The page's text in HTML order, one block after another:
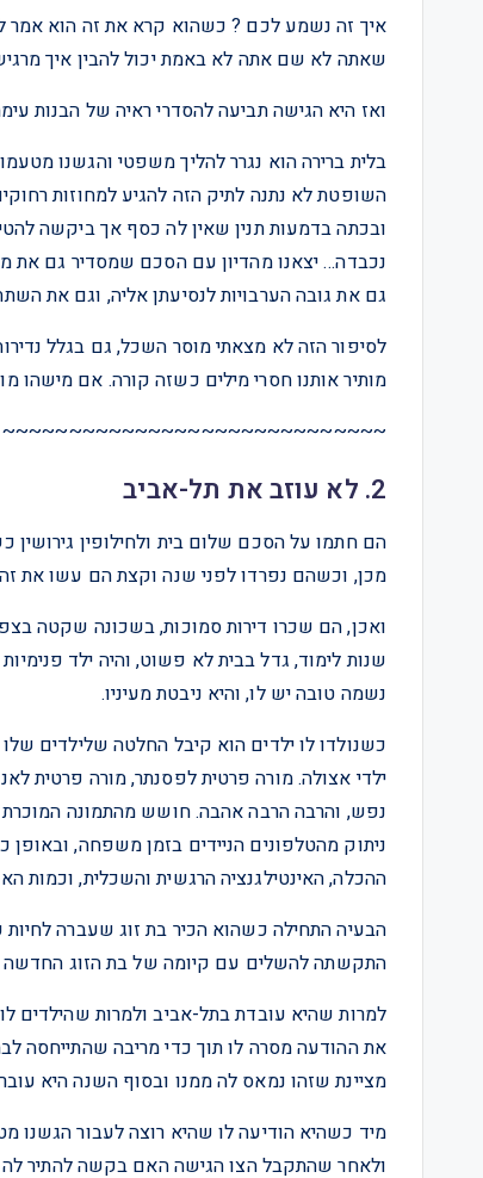
איך זה נשמע לכם ? כשהוא קרא את זה הוא אמר
שאתה לא שם אתה לא באמת יכול להבין איך
ואז היא הגישה תביעה להסדרי ראיה של הבנות
בלית ברירה הוא נגרר להליך משפטי והגשנו
השופטת לא נתנה לתיק הזה להגיע למחוזות
ובכתה בדמעות תנין שאין לה כסף אך ביקשה
נכבדה… יצאנו מהדיון עם הסכם שמסדיר גם את
גם את גובה הערבויות לנסיעתן אליה, וגם את
לסיפור הזה לא מצאתי מוסר השכל, גם בגלל
מותיר אותנו חסרי מילים כשזה קורה. אם מישהו
~~~~~~~~~~~~~~~~~~~~~~~~~~~~~
2. לא עוזב את תל-אביב
הם חתמו על הסכם שלום בית ולחילופין
מכן, וכשהם נפרדו לפני שנה וקצת הם עשו את זה
שנות לימוד, גדל בבית לא פשוט, והיה ילד
נשמה טובה יש לו, והיא ניבטת מעיניו.
כשנולדו לו ילדים הוא קיבל החלטה שלילדים
ילדי אצולה. מורה פרטית לפסנתר, מורה פרטית
נפש, והרבה הרבה אהבה. חושש מהתמונה
ניתוק מהטלפונים הניידים בזמן משפחה,
ההכלה, האינטילגנציה הרגשית והשכלית, וכמות
הבעיה התחילה כשהוא הכיר בת זוג שעברה
התקשתה להשלים עם קיומה של בת הזוג החדשה
למרות שהיא עובדת בתל-אביב ולמרות שהילדים
את ההודעה מסרה לו תוך כדי מריבה שהתייחסה
מציינת שזהו נמאס לה ממנו ובסוף השנה היא
מיד כשהיא הודיעה לו שהיא רוצה לעבור הגשנו
ולאחר שהתקבל הצו הגישה האם בקשה להתיר לה